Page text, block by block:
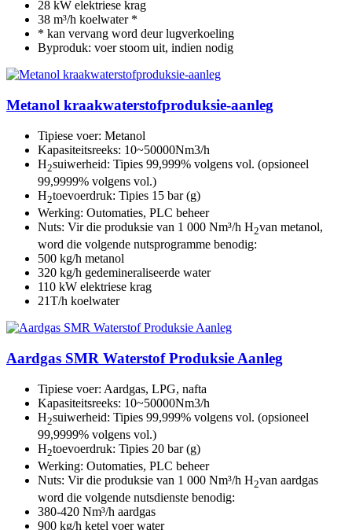
28 kW elektriese krag
38 m³/h koelwater *
* kan vervang word deur lugverkoeling
Byproduk: voer stoom uit, indien nodig
Metanol kraakwaterstofproduksie-aanleg
Tipiese voer: Metanol
Kapasiteitsreeks: 10~50000Nm3/h
H2suiwerheid: Tipies 99,999% volgens vol. (opsioneel
99,9999% volgens vol.)
H2toevoerdruk: Tipies 15 bar (g)
Werking: Outomaties, PLC beheer
Nuts: Vir die produksie van 1 000 Nm³/h H2van metanol,
word die volgende nutsprogramme benodig:
500 kg/h metanol
320 kg/h gedemineraliseerde water
110 kW elektriese krag
21T/h koelwater
Aardgas SMR Waterstof Produksie Aanleg
Tipiese voer: Aardgas, LPG, nafta
Kapasiteitsreeks: 10~50000Nm3/h
H2suiwerheid: Tipies 99,999% volgens vol. (opsioneel
99,9999% volgens vol.)
H2toevoerdruk: Tipies 20 bar (g)
Werking: Outomaties, PLC beheer
Nuts: Vir die produksie van 1 000 Nm³/h H2van aardgas
word die volgende nutsdienste benodig:
380-420 Nm³/h aardgas
900 kg/h ketel voer water